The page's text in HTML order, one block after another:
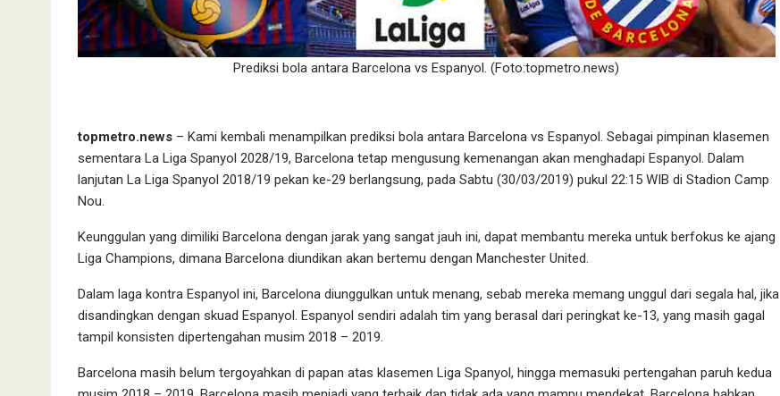
Prediksi bola antara Barcelona vs Espanyol. (Foto:topmetro.news)
topmetro.news – Kami kembali menampilkan prediksi bola antara Barcelona vs Espanyol. Sebagai pimpinan klasemen
sementara La Liga Spanyol 2028/19, Barcelona tetap mengusung kemenangan akan menghadapi Espanyol. Dalam
lanjutan La Liga Spanyol 2018/19 pekan ke-29 berlangsung, pada Sabtu (30/03/2019) pukul 22:15 WIB di Stadion Camp
Nou.
Keunggulan yang dimiliki Barcelona dengan jarak yang sangat jauh ini, dapat membantu mereka untuk berfokus ke ajang
Liga Champions, dimana Barcelona diundikan akan bertemu dengan Manchester United.
Dalam laga kontra Espanyol ini, Barcelona diunggulkan untuk menang, sebab mereka memang unggul dari segala hal, jika
disandingkan dengan skuad Espanyol. Espanyol sendiri adalah tim yang berasal dari peringkat ke-13, yang masih gagal
tampil konsisten dipertengahan musim 2018 – 2019.
Barcelona masih belum tergoyahkan di papan atas klasemen Liga Spanyol, hingga memasuki pertengahan paruh kedua